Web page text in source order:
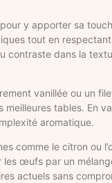
y apporter sa
tout en
dans la
vanillée ou un
tables. En
aromatique.
comme le citron ou
œufs par un
actuels sans